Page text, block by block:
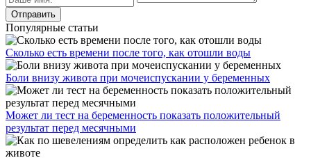
Популярные статьи
Сколько есть времени после того, как отошли воды
Боли внизу живота при мочеиспускании у беременных
Может ли тест на беременность показать положительный
результат перед месячными